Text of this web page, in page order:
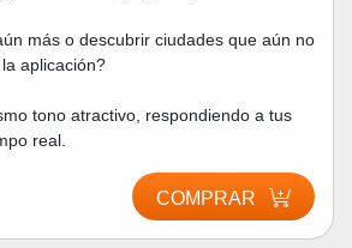
más o descubrir ciudades que aún no
aplicación?
tono atractivo, respondiendo a tus
real.
COMPRAR